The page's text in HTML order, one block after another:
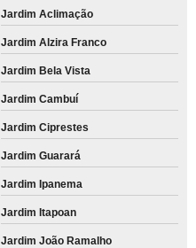
Jardim Aclimação
Jardim Alzira Franco
Jardim Bela Vista
Jardim Cambuí
Jardim Ciprestes
Jardim Guarará
Jardim Ipanema
Jardim Itapoan
Jardim João Ramalho